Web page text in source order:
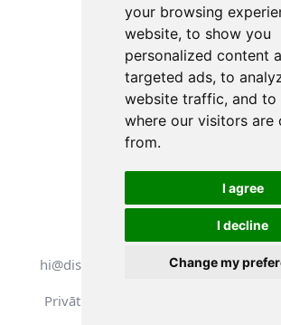
your browsing
website, to show you
personalized content
targeted ads, to
website traffic, and to
where our visitors are
from.
I agree
I decline
Change my
Lapa 1 no 1
Kopā 11 Rezultāti
Atpakaļ uz
Visas tiesības aizsargātas.
hi@distantrace.com
Privātuma politika